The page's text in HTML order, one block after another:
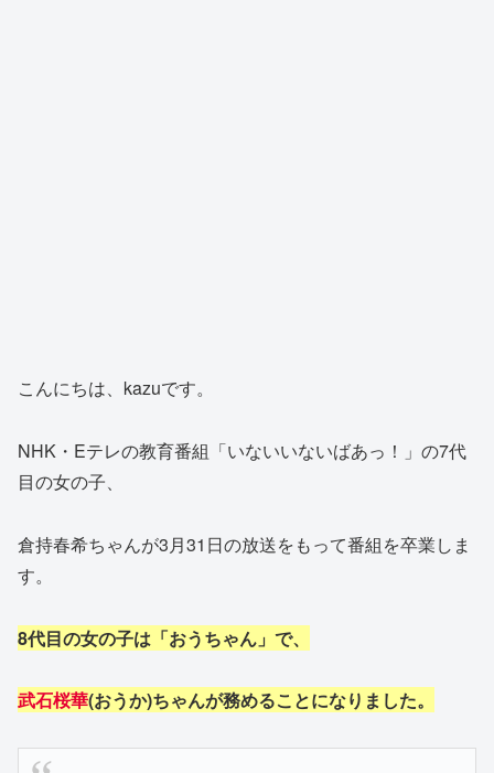
こんにちは、kazuです。
NHK・Eテレの教育番組「いないいないばあっ！」の7代
目の女の子、
倉持春希ちゃんが3月31日の放送をもって番組を卒業しま
す。
8代目の女の子は「おうちゃん」で、
武石桜華(おうか)ちゃんが務めることになりました。